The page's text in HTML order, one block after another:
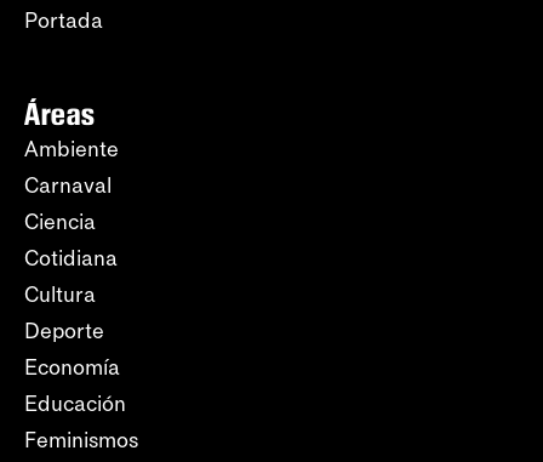
Portada
Áreas
Ambiente
Carnaval
Ciencia
Cotidiana
Cultura
Deporte
Economía
Educación
Feminismos